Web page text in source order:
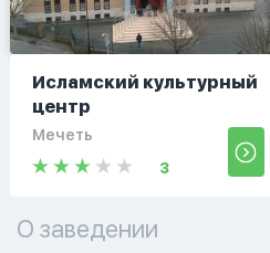
Исламский культурный
центр
Мечеть
3
О заведении